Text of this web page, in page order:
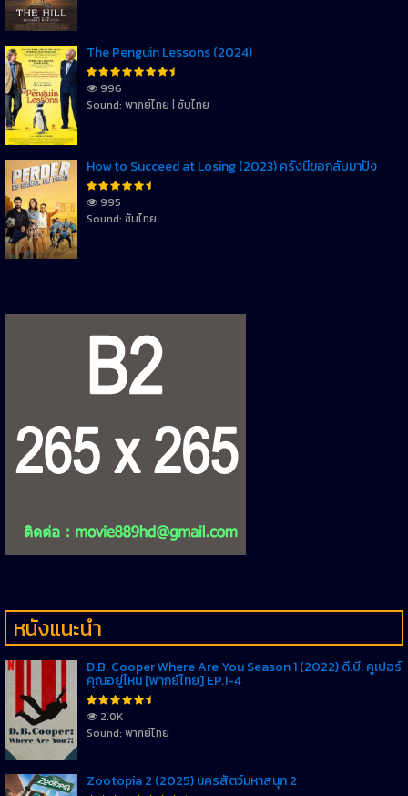
The Penguin Lessons (2024)
996
Sound: พากย์ไทย | ซับไทย
How to Succeed at Losing (2023) ครั้งนี้ขอกลับมาปัง
995
Sound: ซับไทย
หนังแนะนำ
D.B. Cooper Where Are You Season 1 (2022) ดี.บี. คูเปอร์
คุณอยู่ไหน [พากย์ไทย] EP.1-4
2.0K
Sound: พากย์ไทย
Zootopia 2 (2025) นครสัตว์มหาสนุก 2